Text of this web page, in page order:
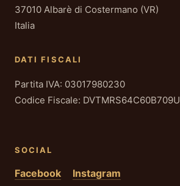
37010 Albarè di Costermano (VR)
Italia
DATI FISCALI
Partita IVA: 03017980230
Codice Fiscale: DVTMRS64C60B709U
SOCIAL
Facebook Instagram